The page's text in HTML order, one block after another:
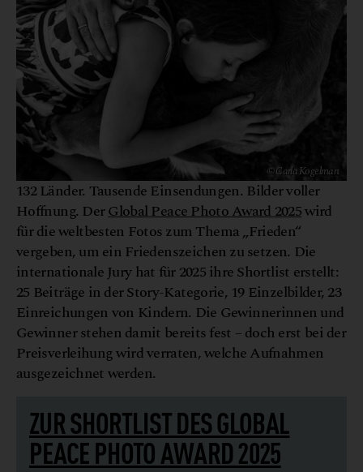
© Carla Kogelman
132 Länder. Tausende Einsendungen. Bilder voller
Hoffnung. DerGlobal Peace Photo Award 2025wird
für die weltbesten Fotos zum Thema „Frieden“
vergeben, um ein Friedenszeichen zu setzen. Die
internationale Jury hat für 2025 ihre Shortlist erstellt:
25 Beiträge in der Story-Kategorie, 19 Einzelbilder, 23
Einreichungen von Kindern. Die Gewinnerinnen und
Gewinner stehen damit bereits fest – doch erst bei der
Preisverleihung wird verraten, welche Aufnahmen
ausgezeichnet werden.
ZUR SHORTLIST DES GLOBAL
PEACE PHOTO AWARD 2025